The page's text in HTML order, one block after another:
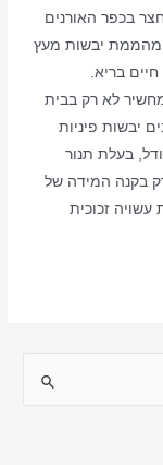
בכפר האורנים
מהממת יבשות מעץ
בריא.
לא רק בבית
יבשות פיניות
בעלת תנור
רק בקנה המידה של
עשויה זכוכית